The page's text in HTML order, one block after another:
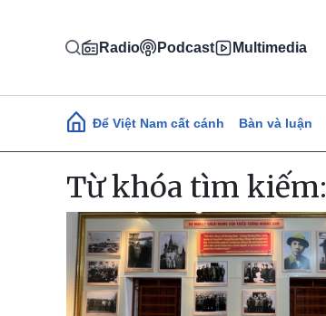
Radio Podcast Multimedia
Main navigation
Để Việt Nam cất cánh Bàn và luận
Từ khóa tìm kiếm: